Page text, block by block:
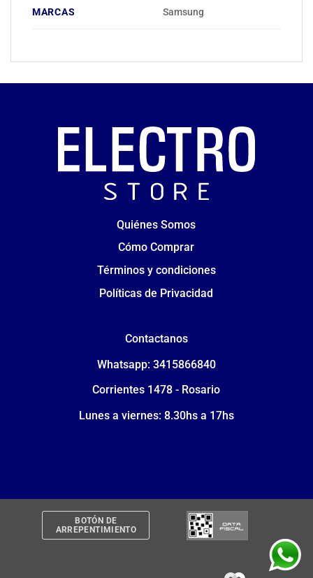
MARCAS Samsung
Quiénes Somos
Cómo Comprar
Términos y condiciones
Políticas de Privacidad
Contactanos
Whatsapp: 3415866840
Corrientes 1478 - Rosario
Lunes a viernes: 8.30hs a 17hs
BOTÓN DE
ARREPENTIMIENTO